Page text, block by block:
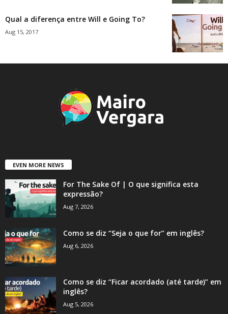
Qual a diferença entre Will e Going To?
Aug 15, 2017
EVEN MORE NEWS
For The Sake Of | O que significa esta
expressão?
Aug 7, 2026
Como se diz “Seja o que for” em inglês?
Aug 6, 2026
Como se diz “Ficar acordado (até tarde)” em
inglês?
Aug 5, 2026